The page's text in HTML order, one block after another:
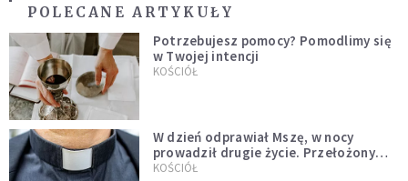
POLECANE ARTYKUŁY
Potrzebujesz pomocy? Pomodlimy się
w Twojej intencji
KOŚCIÓŁ
W dzień odprawiał Mszę, w nocy
prowadził drugie życie. Przełożony
kazał mu opuścić zakon
KOŚCIÓŁ